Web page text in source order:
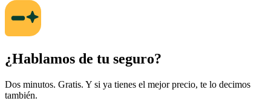
¿Hablamos de tu seguro?
Dos minutos. Gratis. Y si ya tienes el mejor precio, te lo decimos
también.